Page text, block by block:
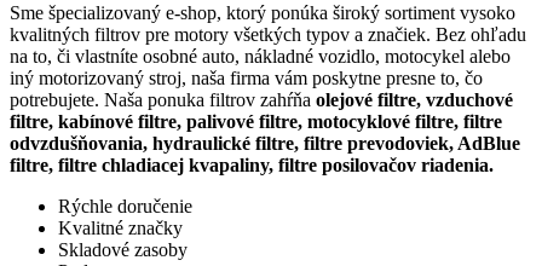
Sme špecializovaný e-shop, ktorý ponúka široký sortiment vysoko
kvalitných filtrov pre motory všetkých typov a značiek. Bez ohľadu
na to, či vlastníte osobné auto, nákladné vozidlo, motocykel alebo
iný motorizovaný stroj, naša firma vám poskytne presne to, čo
potrebujete. Naša ponuka filtrov zahŕňa olejové filtre, vzduchové
filtre, kabínové filtre, palivové filtre, motocyklové filtre, filtre
odvzdušňovania, hydraulické filtre, filtre prevodoviek, AdBlue
filtre, filtre chladiacej kvapaliny, filtre posilovačov riadenia.
Rýchle doručenie
Kvalitné značky
Skladové zasoby